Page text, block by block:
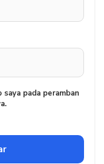
pada peramban